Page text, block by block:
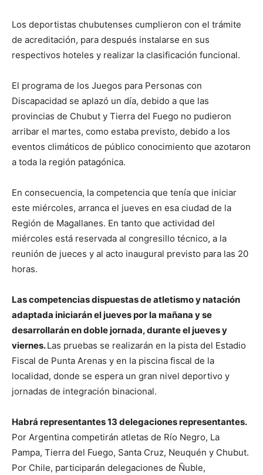
Los deportistas chubutenses cumplieron con el trámite
de acreditación, para después instalarse en sus
respectivos hoteles y realizar la clasificación funcional.
El programa de los Juegos para Personas con
Discapacidad se aplazó un día, debido a que las
provincias de Chubut y Tierra del Fuego no pudieron
arribar el martes, como estaba previsto, debido a los
eventos climáticos de público conocimiento que azotaron
a toda la región patagónica.
En consecuencia, la competencia que tenía que iniciar
este miércoles, arranca el jueves en esa ciudad de la
Región de Magallanes. En tanto que actividad del
miércoles está reservada al congresillo técnico, a la
reunión de jueces y al acto inaugural previsto para las 20
horas.
Las competencias dispuestas de atletismo y natación
adaptada iniciarán el jueves por la mañana y se
desarrollarán en doble jornada, durante el jueves y
viernes.Las pruebas se realizarán en la pista del Estadio
Fiscal de Punta Arenas y en la piscina fiscal de la
localidad, donde se espera un gran nivel deportivo y
jornadas de integración binacional.
Habrá representantes 13 delegaciones representantes.
Por Argentina competirán atletas de Río Negro, La
Pampa, Tierra del Fuego, Santa Cruz, Neuquén y Chubut.
Por Chile, participarán delegaciones de Ñuble,